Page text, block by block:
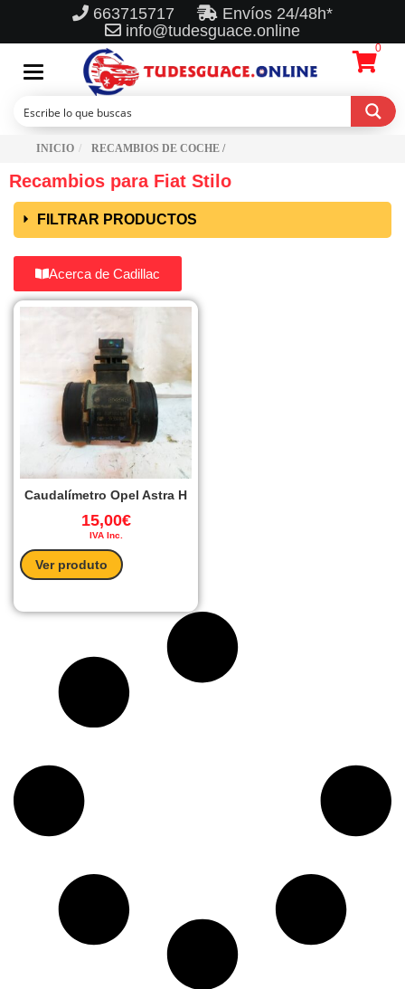
663715717
Envíos 24/48h*
info@tudesguace.online
Toggle
navigation
0
INICIO RECAMBIOS DE COCHE /
Recambios para Fiat Stilo
FILTRAR PRODUCTOS
Acerca de Cadillac
Caudalímetro Opel Astra H
15,00€
IVA Inc.
Ver produto